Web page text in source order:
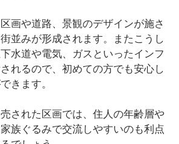
画や道路、景観のデザインが施さ
並みが形成されます。またこうし
水道や電気、ガスといったインフ
れるので、初めての方でも安心し
きます。
された区画では、住人の年齢層や
族ぐるみで交流しやすいのも利点